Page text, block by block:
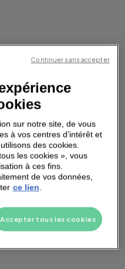
sur notre site, de vous
à vos centres d’intérêt et
des cookies.
les cookies », vous
à ces fins.
de vos données,
ce lien.
Accepter tous les cookies
Continuer sans accepter